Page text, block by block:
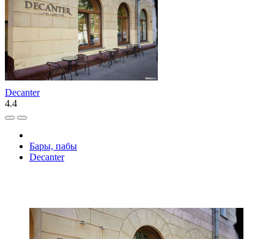
Decanter
4.4
Бары, пабы
Decanter